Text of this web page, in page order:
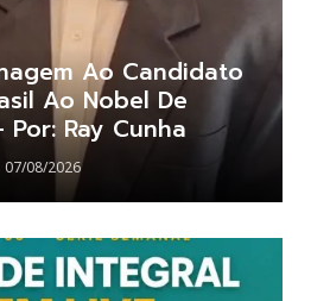
Ao Candidato
Ao Nobel De
Ray Cunha
07/08/2026